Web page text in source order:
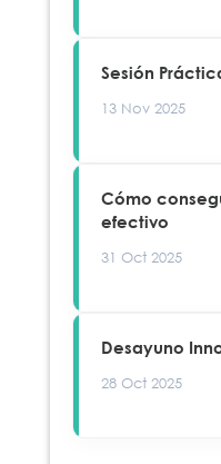
Sesión
13 Nov 2025
Cómo
efectivo
31 Oct 2025
Desayuno
28 Oct 2025